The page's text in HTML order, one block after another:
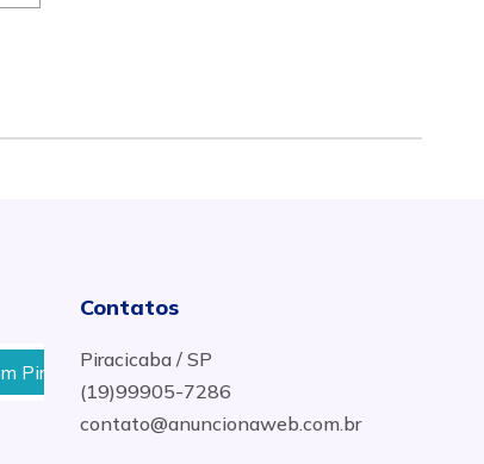
Instalação, Manutenção e Venda de
Contatos
Piracicaba / SP
(19)99905-7286
contato@anuncionaweb.com.br